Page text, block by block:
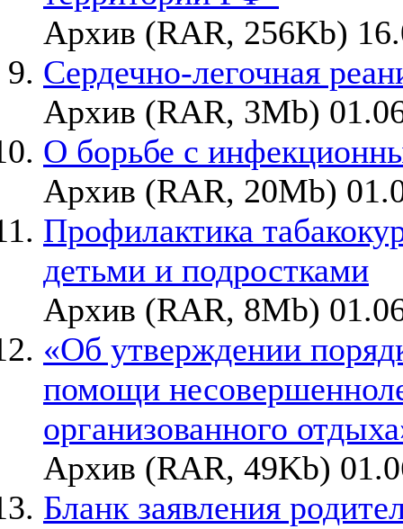
Архив (RAR, 256Kb)
Сердечно-легочная
Архив (RAR, 3Mb)
О борьбе с
Архив (RAR, 20Mb)
Профилактика
детьми и подростками
Архив (RAR, 8Mb)
«Об утверждении
помощи
организованного
Архив (RAR, 49Kb)
Бланк заявления